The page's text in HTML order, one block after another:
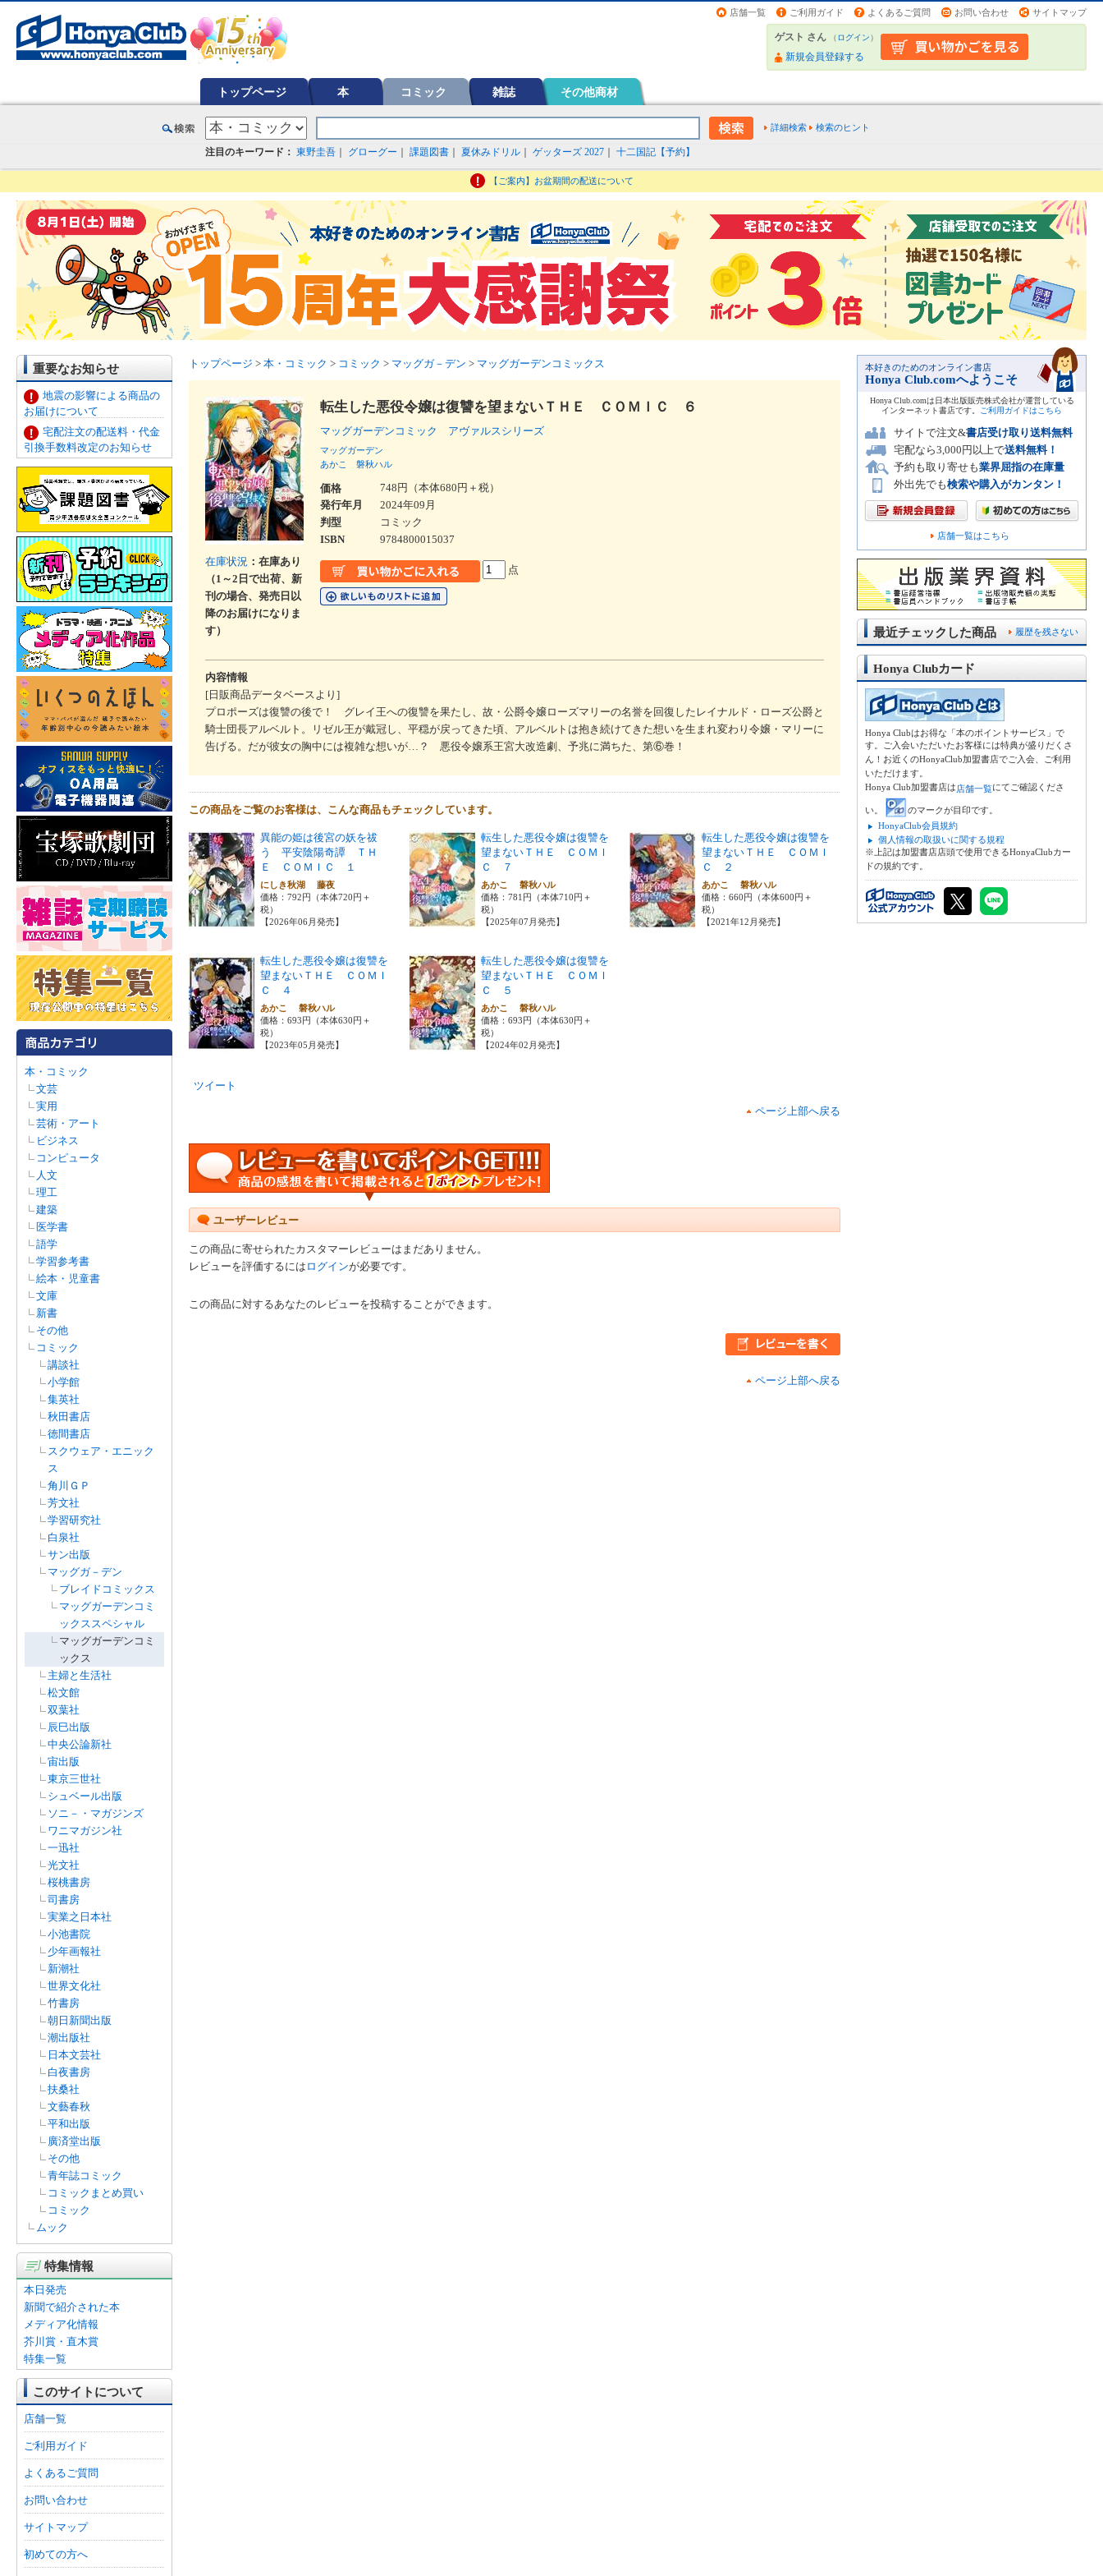
店舗一覧 ご利用ガイド よくあるご質問 お問い合わせ サイトマップ
ゲスト さん （ログイン）
新規会員登録する
トップページ 本 コミック 雑誌 その他商材
詳細検索 検索のヒント
注目のキーワード： 東野圭吾 グローグー 課題図書 夏休みドリル ゲッターズ 2027 十二国記【予約】
【ご案内】お盆期間の配送について
重要なお知らせ
地震の影響による商品の
お届けについて
宅配注文の配送料・代金
引換手数料改定のお知らせ
本・コミック
文芸
実用
芸術・アート
ビジネス
コンピュータ
人文
理工
建築
医学書
語学
学習参考書
絵本・児童書
文庫
新書
その他
コミック
講談社
小学館
集英社
秋田書店
徳間書店
スクウェア・エニック
ス
角川ＧＰ
芳文社
学習研究社
白泉社
サン出版
マッグガ－デン
ブレイドコミックス
マッグガーデンコミ
ックススペシャル
マッグガーデンコミ
ックス
主婦と生活社
松文館
双葉社
辰巳出版
中央公論新社
宙出版
東京三世社
シュベール出版
ソニ－・マガジンズ
ワニマガジン社
一迅社
光文社
桜桃書房
司書房
実業之日本社
小池書院
少年画報社
新潮社
世界文化社
竹書房
朝日新聞出版
潮出版社
日本文芸社
白夜書房
扶桑社
文藝春秋
平和出版
廣済堂出版
その他
青年誌コミック
コミックまとめ買い
コミック
ムック
特集情報
本日発売
新聞で紹介された本
メディア化情報
芥川賞・直木賞
特集一覧
このサイトについて
店舗一覧
ご利用ガイド
よくあるご質問
お問い合わせ
サイトマップ
初めての方へ
トップページ > 本・コミック > コミック > マッグガ－デン > マッグガーデンコミックス
在庫状況 ：在庫あり
（1～2日で出荷、新
刊の場合、発売日以
降のお届けになりま
す）
転生した悪役令嬢は復讐を望まないＴＨＥ ＣＯＭＩＣ ６
マッグガーデンコミック アヴァルスシリーズ
マッグガーデン
あかこ
磐秋ハル
価格
748円（本体680円＋税）
発行年月
2024年09月
判型
コミック
ISBN
9784800015037
点
内容情報
[日販商品データベースより]
プロポーズは復讐の後で！ グレイ王への復讐を果たし、故・公爵令嬢ローズマリーの名誉を回復したレイナルド・ローズ公爵と
騎士団長アルベルト。リゼル王が戴冠し、平穏が戻ってきた頃、アルベルトは抱き続けてきた想いを生まれ変わり令嬢・マリーに
告げる。だが彼女の胸中には複雑な想いが…？ 悪役令嬢系王宮大改造劇、予兆に満ちた、第⑥巻！
この商品をご覧のお客様は、こんな商品もチェックしています。
異能の姫は後宮の妖を祓
う 平安陰陽奇譚 ＴＨ
Ｅ ＣＯＭＩＣ １
にしき秋湖 藤夜
価格：792円（本体720円＋
税）
【2026年06月発売】
転生した悪役令嬢は復讐を
望まないＴＨＥ ＣＯＭＩ
Ｃ ７
あかこ 磐秋ハル
価格：781円（本体710円＋
税）
【2025年07月発売】
転生した悪役令嬢は復讐を
望まないＴＨＥ ＣＯＭＩ
Ｃ ２
あかこ 磐秋ハル
価格：660円（本体600円＋
税）
【2021年12月発売】
転生した悪役令嬢は復讐を
望まないＴＨＥ ＣＯＭＩ
Ｃ ４
あかこ 磐秋ハル
価格：693円（本体630円＋
税）
【2023年05月発売】
転生した悪役令嬢は復讐を
望まないＴＨＥ ＣＯＭＩ
Ｃ ５
あかこ 磐秋ハル
価格：693円（本体630円＋
税）
【2024年02月発売】
ツイート
ページ上部へ戻る
ユーザーレビュー
この商品に寄せられたカスタマーレビューはまだありません。
レビューを評価するには ログインが必要です。
この商品に対するあなたのレビューを投稿することができます。
ページ上部へ戻る
本好きのためのオンライン書店
Honya Club.comへようこそ
Honya Club.comは日本出版販売株式会社が運営している
インターネット書店です。
ご利用ガイドはこちら
サイトで注文&書店受け取り送料無料
宅配なら3,000円以上で送料無料！
予約も取り寄せも業界屈指の在庫量
外出先でも検索や購入がカンタン！
店舗一覧はこちら
履歴を残さない
最近チェックした商品
Honya Clubカード
Honya Clubはお得な「本のポイントサービス」で
す。ご入会いただいたお客様には特典が盛りだくさ
ん！お近くのHonyaClub加盟書店でご入会、ご利用
いただけます。
Honya Club加盟書店は店舗一覧にてご確認くださ
い。
のマークが目印です。
HonyaClub会員規約
個人情報の取扱いに関する規程
※上記は加盟書店店頭で使用できるHonyaClubカー
ドの規約です。